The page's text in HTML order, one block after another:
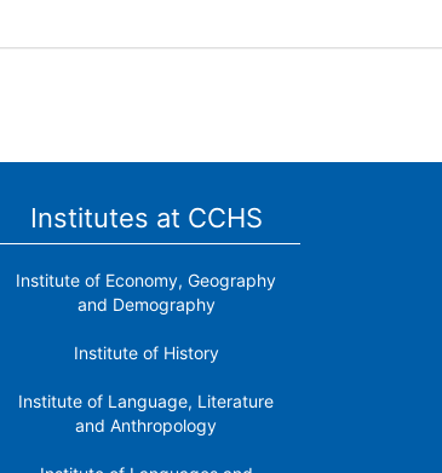
Institutes at CCHS
Institute of Economy, Geography
and Demography
Institute of History
Institute of Language, Literature
and Anthropology